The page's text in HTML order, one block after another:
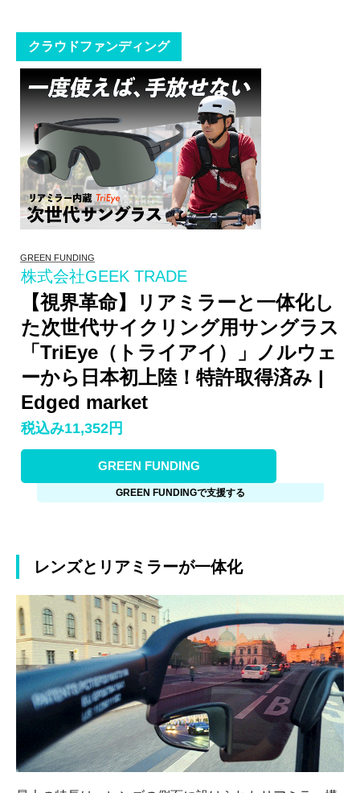
クラウドファンディング
GREEN FUNDING
株式会社GEEK TRADE
【視界革命】リアミラーと一体化し
た次世代サイクリング用サングラス
「TriEye（トライアイ）」ノルウェ
ーから日本初上陸！特許取得済み |
Edged market
税込み11,352円
GREEN FUNDING
GREEN FUNDINGで支援する
レンズとリアミラーが一体化